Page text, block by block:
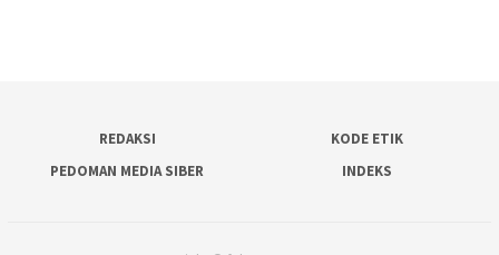
REDAKSI
KODE ETIK
PEDOMAN MEDIA SIBER
INDEKS